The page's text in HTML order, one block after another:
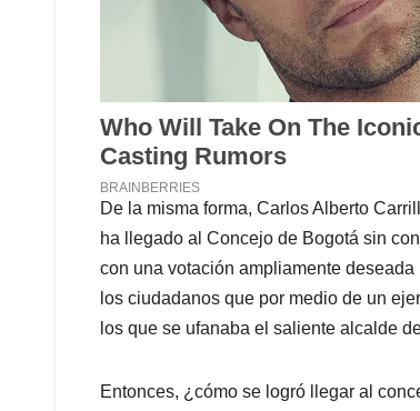
De la misma forma, Carlos Alberto
ha llegado al Concejo de Bogotá sin
con una votación ampliamente
los ciudadanos que por medio de un
los que se ufanaba el saliente alcalde
Entonces, ¿cómo se logró llegar al